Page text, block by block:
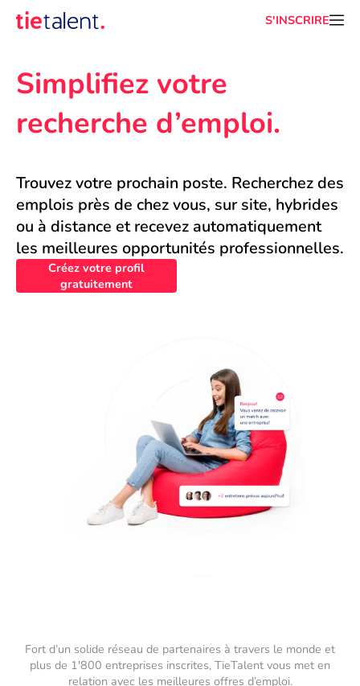
S'INSCRIRE
Simplifiez votre
recherche d’emploi.
Trouvez votre prochain poste. Recherchez des
emplois près de chez vous, sur site, hybrides
ou à distance et recevez automatiquement
les meilleures opportunités professionnelles.
Créez votre profil
gratuitement
Fort d’un solide réseau de partenaires à travers le monde et
plus de 1'800 entreprises inscrites, TieTalent vous met en
relation avec les meilleures offres d’emploi.